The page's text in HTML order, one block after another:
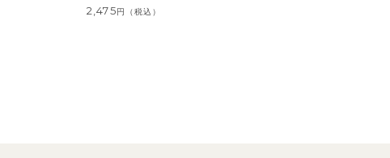
2,475円 （税込）